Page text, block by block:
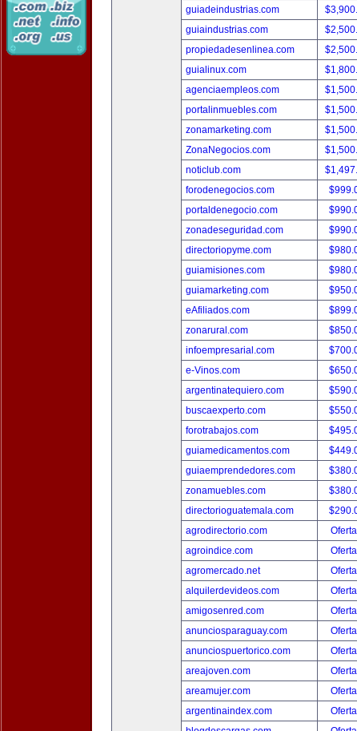
guiadeindustrias.com
guiaindustrias.com
propiedadesenlinea.com
guialinux.com
agenciaempleos.com
portalinmuebles.com
zonamarketing.com
ZonaNegocios.com
noticlub.com
forodenegocios.com
portaldenegocio.com
zonadeseguridad.com
directoriopyme.com
guiamisiones.com
guiamarketing.com
eAfiliados.com
zonarural.com
infoempresarial.com
e-Vinos.com
argentinatequiero.com
buscaexperto.com
forotrabajos.com
guiamedicamentos.com
guiaemprendedores.com
zonamuebles.com
directorioguatemala.com
agrodirectorio.com
agroindice.com
agromercado.net
alquilerdevideos.com
amigosenred.com
anunciosparaguay.com
anunciospuertorico.com
areajoven.com
areamujer.com
argentinaindex.com